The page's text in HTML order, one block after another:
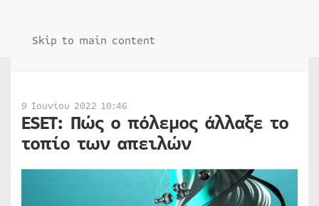
Skip to main content
9 Ιουνίου 2022 10:46
ESET: Πώς ο πόλεμος άλλαξε το
τοπίο των απειλών